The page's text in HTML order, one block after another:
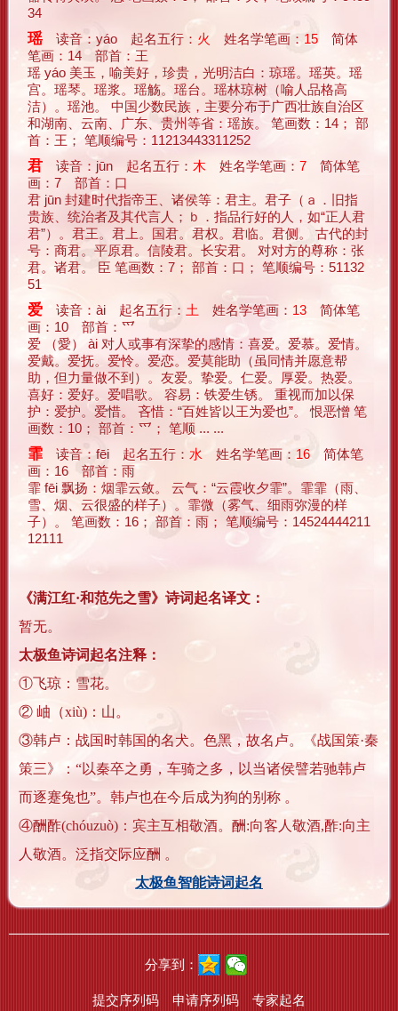
34
瑶读音：yáo 起名五行： 火 姓名学笔画： 15 简体
笔画：14 部首：王
瑶 yáo 美玉，喻美好，珍贵，光明洁白：琼瑶。瑶英。瑶
宫。瑶琴。瑶浆。瑶觞。瑶台。瑶林琼树（喻人品格高
洁）。瑶池。 中国少数民族，主要分布于广西壮族自治区
和湖南、云南、广东、贵州等省：瑶族。 笔画数：14； 部
首：王； 笔顺编号：11213443311252
君 读音：jūn 起名五行： 木 姓名学笔画： 7 简体笔
画：7 部首：口
君 jūn 封建时代指帝王、诸侯等：君主。君子（ａ．旧指
贵族、统治者及其代言人；ｂ．指品行好的人，如“正人君
君”）。君王。君上。国君。君权。君临。君侧。 古代的封
号：商君。平原君。信陵君。长安君。 对对方的尊称：张
君。诸君。 臣 笔画数：7； 部首：口； 笔顺编号：51132
51
爱 读音：ài 起名五行： 土 姓名学笔画： 13 简体笔
画：10 部首：爫
爱 （愛） ài 对人或事有深挚的感情：喜爱。爱慕。爱情。
爱戴。爱抚。爱怜。爱恋。爱莫能助（虽同情并愿意帮
助，但力量做不到）。友爱。挚爱。仁爱。厚爱。热爱。
喜好：爱好。爱唱歌。 容易：铁爱生锈。 重视而加以保
护：爱护。爱惜。 吝惜：“百姓皆以王为爱也”。 恨恶憎 笔
画数：10； 部首：爫； 笔顺 ... ...
霏 读音：fēi 起名五行： 水 姓名学笔画： 16 简体笔
画：16 部首：雨
霏 fēi 飘扬：烟霏云敛。 云气：“云霞收夕霏”。霏霏（雨、
雪、烟、云很盛的样子）。霏微（雾气、细雨弥漫的样
子）。 笔画数：16； 部首：雨； 笔顺编号：14524444211
12111
《满江红·和范先之雪》诗词起名译文：
暂无。
太极鱼诗词起名注释：
①飞琼：雪花。
② 岫（xiù)：山。
③韩卢：战国时韩国的名犬。色黑，故名卢。《战国策·秦
策三》：“以秦卒之勇，车骑之多，以当诸侯譬若驰韩卢
而逐蹇兔也”。韩卢也在今后成为狗的别称 。
④酬酢(chóuzuò)：宾主互相敬酒。酬:向客人敬酒,酢:向主
人敬酒。泛指交际应酬 。
太极鱼智能诗词起名
分享到：
提交序列码 申请序列码 专家起名